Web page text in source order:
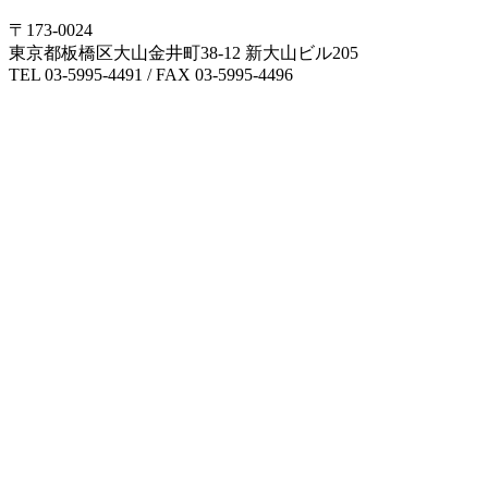
〒173-0024
東京都板橋区大山金井町38-12 新大山ビル205
TEL 03-5995-4491 / FAX 03-5995-4496